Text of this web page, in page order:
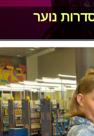
סדרות נוער